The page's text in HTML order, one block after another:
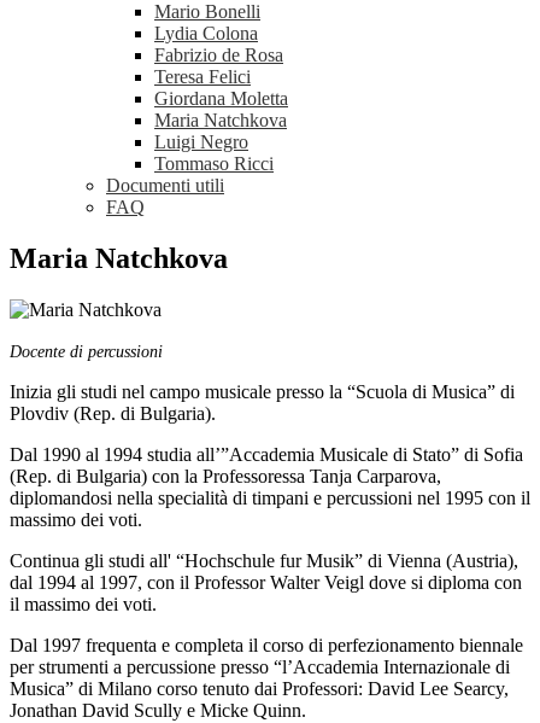
Mario Bonelli
Lydia Colona
Fabrizio de Rosa
Teresa Felici
Giordana Moletta
Maria Natchkova
Luigi Negro
Tommaso Ricci
Documenti utili
FAQ
Maria Natchkova
Docente di percussioni
Inizia gli studi nel campo musicale presso la “Scuola di Musica” di
Plovdiv (Rep. di Bulgaria).
Dal 1990 al 1994 studia all’”Accademia Musicale di Stato” di Sofia
(Rep. di Bulgaria) con la Professoressa Tanja Carparova,
diplomandosi nella specialità di timpani e percussioni nel 1995 con il
massimo dei voti.
Continua gli studi all' “Hochschule fur Musik” di Vienna (Austria),
dal 1994 al 1997, con il Professor Walter Veigl dove si diploma con
il massimo dei voti.
Dal 1997 frequenta e completa il corso di perfezionamento biennale
per strumenti a percussione presso “l’Accademia Internazionale di
Musica” di Milano corso tenuto dai Professori: David Lee Searcy,
Jonathan David Scully e Micke Quinn.